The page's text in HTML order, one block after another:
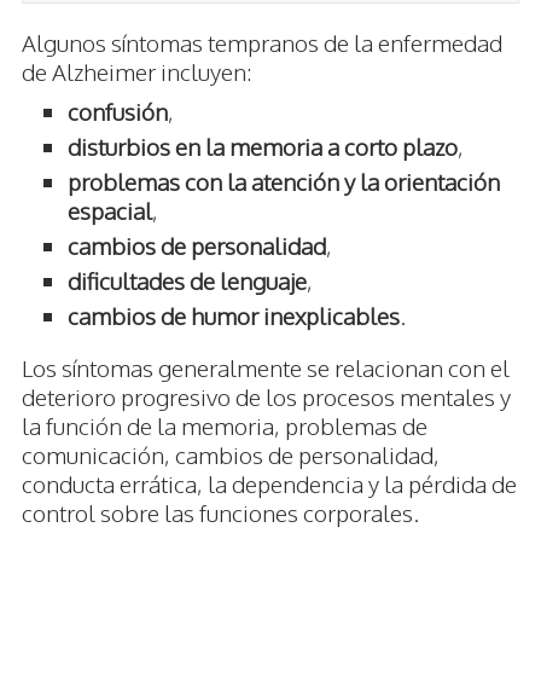
Algunos síntomas tempranos de la enfermedad
de Alzheimer incluyen:
confusión,
disturbios en la memoria a corto plazo,
problemas con la atención y la orientación
espacial,
cambios de personalidad,
dificultades de lenguaje,
cambios de humor inexplicables
Los síntomas generalmente se relacionan con el
deterioro progresivo de los procesos mentales y
la función de la memoria, problemas de
comunicación, cambios de personalidad,
conducta errática, la dependencia y la pérdida de
control sobre las funciones corporales.